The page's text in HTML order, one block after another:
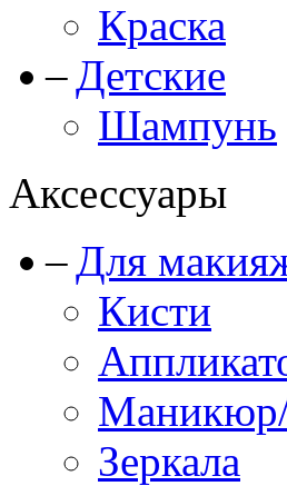
Краска
Детские
Шампунь
Аксессуары
Для
Кисти
Зеркала